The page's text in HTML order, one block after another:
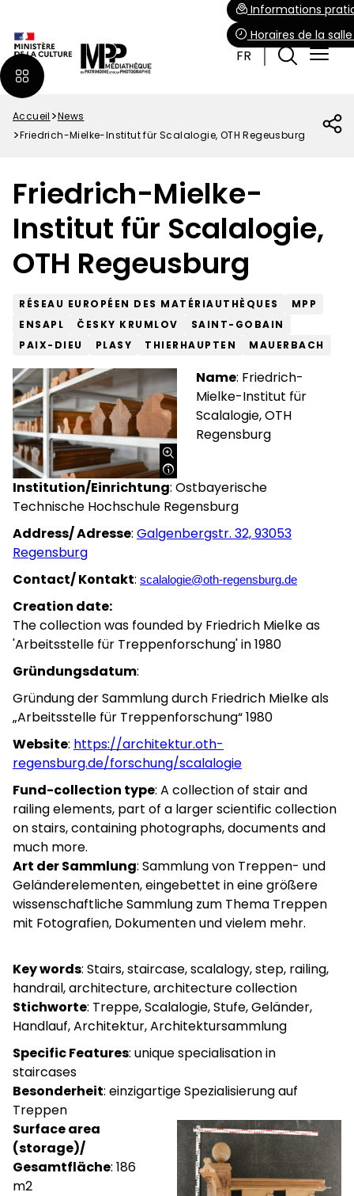
au
contenu
principal
FR
Informations
Horaires de la
Fil
Accueil
News
Friedrich-Mielke-Institut für Scalalogie, OTH Regeusburg
Friedrich-Mielke-
Institut für Scalalogie,
OTH Regeusburg
RÉSEAU EUROPÉEN DES MATÉRIAUTHÈQUES
MPP
ENSAPL
ČESKY KRUMLOV
SAINT-GOBAIN
PAIX-DIEU
PLASY THIERHAUPTEN MAUERBACH
Name: Friedrich-
Mielke-Institut für
Scalalogie, OTH
Regensburg
Institution/Einrichtung: Ostbayerische
Technische Hochschule Regensburg
Address/ Adresse: Galgenbergstr. 32, 93053
Regensburg
Contact/ Kontakt: scalalogie@oth-regensburg.de
Creation date:
The collection was founded by Friedrich Mielke as
'Arbeitsstelle für Treppenforschung' in 1980
Gründungsdatum:
Gründung der Sammlung durch Friedrich Mielke als
„Arbeitsstelle für Treppenforschung“ 1980
Website: https://architektur.oth-
regensburg.de/forschung/scalalogie
Fund-collection type: A collection of stair and
railing elements, part of a larger scientific collection
on stairs, containing photographs, documents and
much more.
Art der Sammlung: Sammlung von Treppen- und
Geländerelementen, eingebettet in eine größere
wissenschaftliche Sammlung zum Thema Treppen
mit Fotografien, Dokumenten und vielem mehr.
Key words: Stairs, staircase, scalalogy, step, railing,
handrail, architecture, architecture collection
Stichworte: Treppe, Scalalogie, Stufe, Geländer,
Handlauf, Architektur, Architektursammlung
Specific Features: unique specialisation in
staircases
Besonderheit: einzigartige Spezialisierung auf
Treppen
Surface area
(storage)/
Gesamtfläche: 186
m2